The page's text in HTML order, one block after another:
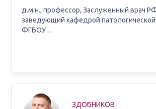
д.м.н., профессор, Заслуженный врач
заведующий кафедрой
ФГБОУ…
ЗДОБНИКОВ